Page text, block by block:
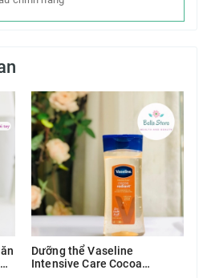
Dưỡng thể Vaseline
Intensive Care Cocoa